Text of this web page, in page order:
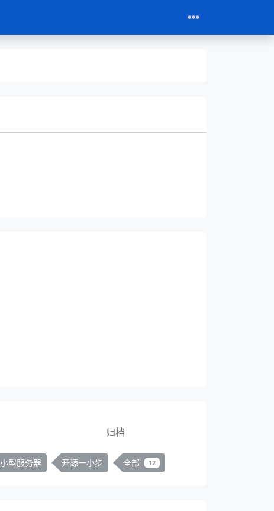
归档
小型服务器 开源一小步 全部 12